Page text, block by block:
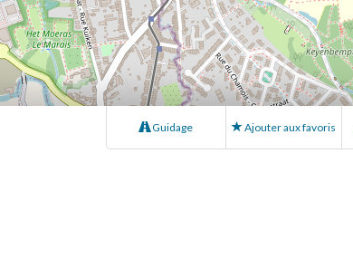
Guidage Ajouter aux favoris